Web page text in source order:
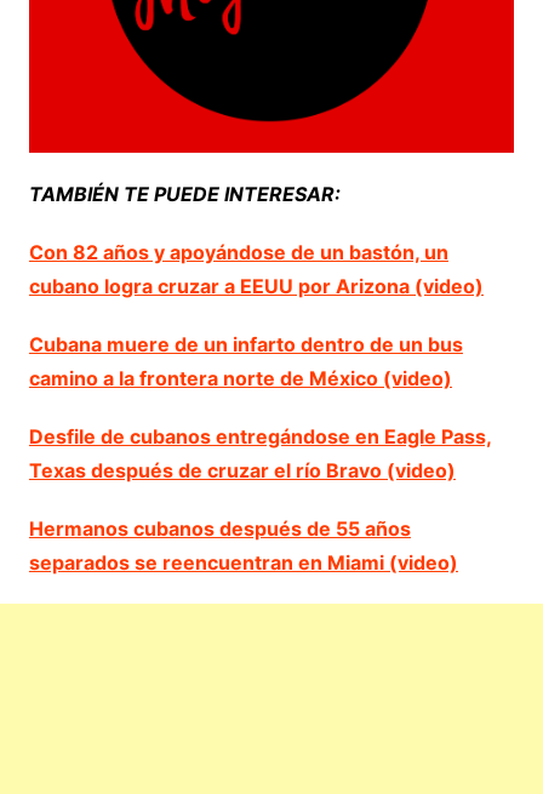
TAMBIÉN TE PUEDE INTERESAR:
Con 82 años y apoyándose de un bastón, un
cubano logra cruzar a EEUU por Arizona (video)
Cubana muere de un infarto dentro de un bus
camino a la frontera norte de México (video)
Desfile de cubanos entregándose en Eagle Pass,
Texas después de cruzar el río Bravo (video)
Hermanos cubanos después de 55 años
separados se reencuentran en Miami (video)